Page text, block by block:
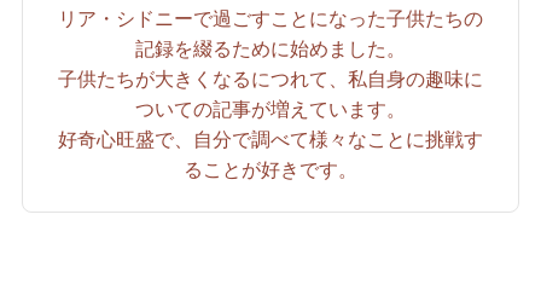
リア・シドニーで過ごすことになった子供たちの
記録を綴るために始めました。
子供たちが大きくなるにつれて、私自身の趣味に
ついての記事が増えています。
好奇心旺盛で、自分で調べて様々なことに挑戦す
ることが好きです。